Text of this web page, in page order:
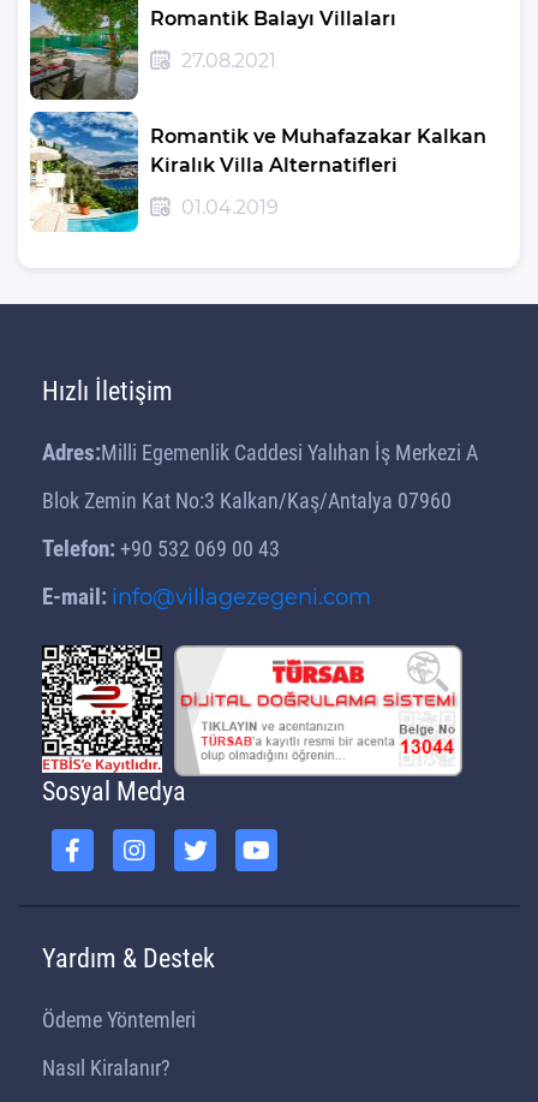
Romantik Balayı Villaları
27.08.2021
Romantik ve Muhafazakar Kalkan
Kiralık Villa Alternatifleri
01.04.2019
Hızlı İletişim
Adres:Milli Egemenlik Caddesi Yalıhan İş Merkezi A
Blok Zemin Kat No:3 Kalkan/Kaş/Antalya 07960
Telefon: +90 532 069 00 43
E-mail: info@villagezegeni.com
Sosyal Medya
Yardım & Destek
Ödeme Yöntemleri
Nasıl Kiralanır?